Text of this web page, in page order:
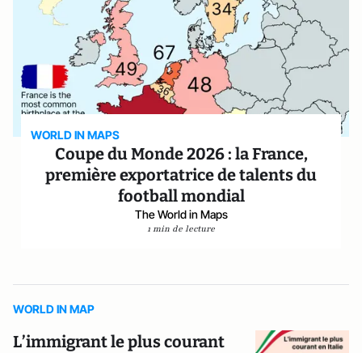
WORLD IN MAPS
Coupe du Monde 2026 : la France,
première exportatrice de talents du
football mondial
The World in Maps
1 min de lecture
WORLD IN MAP
L’immigrant le plus courant